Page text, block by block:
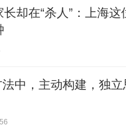
却在“杀人”：上海
中，主动构建，独